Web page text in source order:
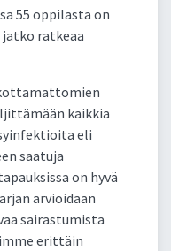
55 oppilasta on
ratkeaa
kaikkia
eli
saatuja
on hyvä
arvioidaan
sairastumista
erittäin